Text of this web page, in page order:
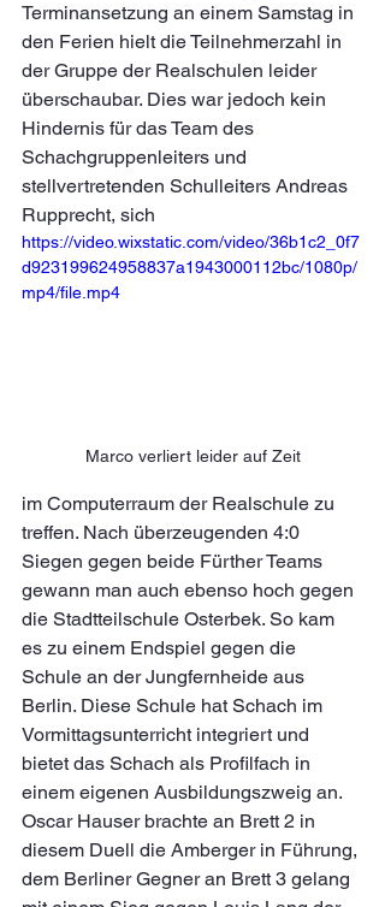
Terminansetzung an einem Samstag in
den Ferien hielt die Teilnehmerzahl in
der Gruppe der Realschulen leider
überschaubar. Dies war jedoch kein
Hindernis für das Team des
Schachgruppenleiters und
stellvertretenden Schulleiters Andreas
Rupprecht, sich
https://video.wixstatic.com/video/36b1c2_0f7
d923199624958837a1943000112bc/1080p/
mp4/file.mp4
Marco verliert leider auf Zeit
im Computerraum der Realschule zu
treffen. Nach überzeugenden 4:0
Siegen gegen beide Fürther Teams
gewann man auch ebenso hoch gegen
die Stadtteilschule Osterbek. So kam
es zu einem Endspiel gegen die
Schule an der Jungfernheide aus
Berlin. Diese Schule hat Schach im
Vormittagsunterricht integriert und
bietet das Schach als Profilfach in
einem eigenen Ausbildungszweig an.
Oscar Hauser brachte an Brett 2 in
diesem Duell die Amberger in Führung,
dem Berliner Gegner an Brett 3 gelang